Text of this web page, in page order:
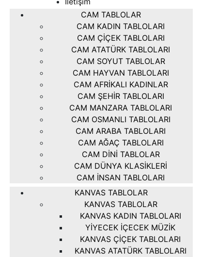
Cam Dünya Klasikleri
Cam İnsan Tabloları
CAM TABLOLAR
CAM KADIN TABLOLARI
CAM ÇIÇEK TABLOLARI
CAM ATATÜRK TABLOLARI
CAM SOYUT TABLOLAR
CAM HAYVAN TABLOLARI
CAM AFRIKALI KADINLAR
CAM ŞEHIR TABLOLARI
CAM MANZARA TABLOLARI
CAM OSMANLI TABLOLARI
CAM ARABA TABLOLARI
CAM AĞAÇ TABLOLARI
CAM DINI TABLOLAR
CAM DÜNYA KLASIKLERI
CAM İNSAN TABLOLARI
KANVAS TABLOLAR
KANVAS TABLOLAR
KANVAS KADIN TABLOLARI
YIYECEK İÇECEK MÜZIK
KANVAS ÇIÇEK TABLOLARI
KANVAS ATATÜRK TABLOLARI